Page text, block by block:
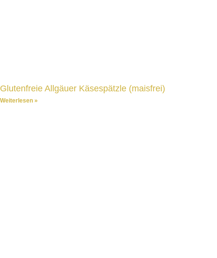
Glutenfreie Allgäuer Käsespätzle (maisfrei)
Weiterlesen »